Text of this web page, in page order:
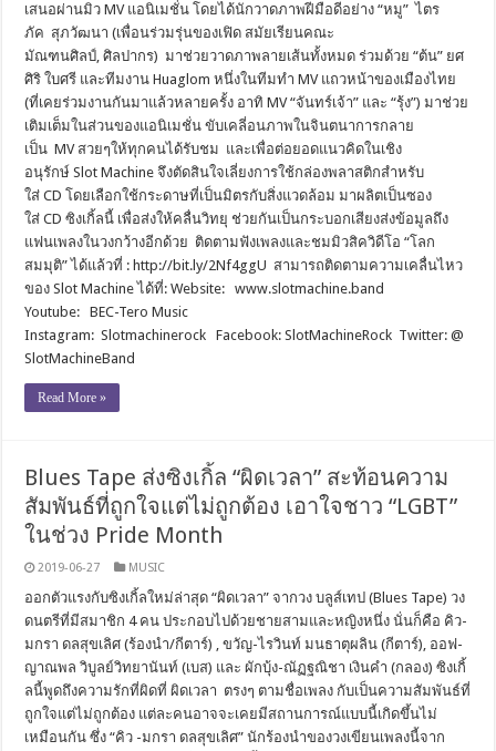
เสนอผ่านมิว MV แอนิเมชั่น โดยได้นักวาดภาพฝีมือดีอย่าง “หมู” ไตร
ภัค สุภวัฒนา (เพื่อนร่วมรุ่นของเฟิด สมัยเรียนคณะ
มัณฑนศิลป์, ศิลปากร) มาช่วยวาดภาพลายเส้นทั้งหมด ร่วมด้วย “ต้น” ยศ
ศิริ ใบศรี และทีมงาน Huaglom หนึ่งในทีมทำ MV แถวหน้าของเมืองไทย
(ที่เคยร่วมงานกันมาแล้วหลายครั้ง อาทิ MV “จันทร์เจ้า” และ “รุ้ง”) มาช่วย
เติมเต็มในส่วนของแอนิเมชั่น ขับเคลี่อนภาพในจินตนาการกลาย
เป็น MV สวยๆให้ทุกคนได้รับชม และเพื่อต่อยอดแนวคิดในเชิง
อนุรักษ์ Slot Machine จึงตัดสินใจเลี่ยงการใช้กล่องพลาสติกสำหรับ
ใส่ CD โดยเลือกใช้กระดาษที่เป็นมิตรกับสิ่งแวดล้อม มาผลิตเป็นซอง
ใส่ CD ซิงเกิ้ลนี้ เพื่อส่งให้คลื่นวิทยุ ช่วยกันเป็นกระบอกเสียงส่งข้อมูลถึง
แฟนเพลงในวงกว้างอีกด้วย ติดตามฟังเพลงและชมมิวสิควิดีโอ “โลก
สมมุติ” ได้แล้วที่ : http://bit.ly/2Nf4ggU สามารถติดตามความเคลื่นไหว
ของ Slot Machine ได้ที่: Website: www.slotmachine.band
Youtube: BEC-Tero Music
Instagram: Slotmachinerock Facebook: SlotMachineRock Twitter: @
SlotMachineBand
Read More »
Blues Tape ส่งซิงเกิ้ล “ผิดเวลา” สะท้อนความ
สัมพันธ์ที่ถูกใจแต่ไม่ถูกต้อง เอาใจชาว “LGBT”
ในช่วง Pride Month
2019-06-27 MUSIC
ออกตัวแรงกับซิงเกิ้ลใหม่ล่าสุด “ผิดเวลา” จากวง บลูส์เทป (Blues Tape) วง
ดนตรีที่มีสมาชิก 4 คน ประกอบไปด้วยชายสามและหญิงหนึ่ง นั่นก็คือ คิว-
มกรา ดลสุขเลิศ (ร้องนำ/กีตาร์) , ขวัญ-ไรวินท์ มนธาตุผลิน (กีตาร์), ออฟ-
ญาณพล วิบูลย์วิทยานันท์ (เบส) และ ผักบุ้ง-ณัฏฐณิชา เงินคำ (กลอง) ซิงเกิ้
ลนี้พูดถึงความรักที่ผิดที่ ผิดเวลา ตรงๆ ตามชื่อเพลง กับเป็นความสัมพันธ์ที่
ถูกใจแต่ไม่ถูกต้อง แต่ละคนอาจจะเคยมีสถานการณ์แบบนี้เกิดขึ้นไม่
เหมือนกัน ซึ่ง “คิว -มกรา ดลสุขเลิศ” นักร้องนำของวงเขียนเพลงนี้จาก